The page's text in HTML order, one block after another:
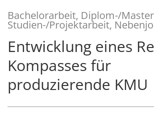
Bachelorarbeit, Diplom-/
Studien-/Projektarbeit,
Entwicklung eines
Kompasses für
produzierende KMU